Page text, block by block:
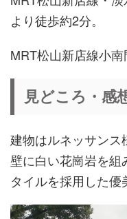
より徒歩約2分。
MRT松山新店線小南
見どころ・感
建物はルネッサン
壁に白い花崗岩を組
タイルを採用した優